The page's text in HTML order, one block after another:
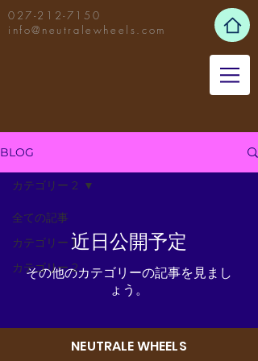
027-212-7150
info@neutralewheels.com
BLOG
全ての記事
カテゴリー 1
カテゴリー 2
カテゴリー 2
近日公開予定
その他のカテゴリーの記事を見まし
ょう。
NEUTRALE WHEELS